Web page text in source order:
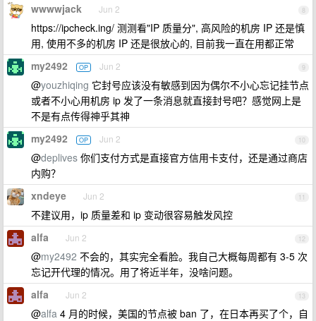
8
wwwwjack Jun 2
https://ipcheck.ing/ 测测看"IP 质量分", 高风险的机房 IP 还是慎
用, 使用不多的机房 IP 还是很放心的, 目前我一直在用都正常
9
my2492 OP Jun 2
@youzhiqing 它封号应该没有敏感到因为偶尔不小心忘记挂节点
或者不小心用机房 ip 发了一条消息就直接封号吧？感觉网上是
不是有点传得神乎其神
10
my2492 OP Jun 2
@deplives 你们支付方式是直接官方信用卡支付，还是通过商店
内购？
11
xndeye Jun 2
不建议用，ip 质量差和 ip 变动很容易触发风控
12
alfa Jun 2
@my2492 不会的，其实完全看脸。我自己大概每周都有 3-5 次
忘记开代理的情况。用了将近半年，没啥问题。
13
alfa Jun 2
@alfa 4 月的时候，美国的节点被 ban 了，在日本再买了个，自